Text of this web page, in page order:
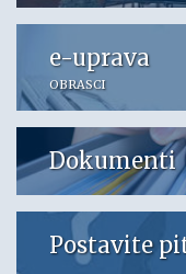
e-uprava
OBRASCI
Dokumenti
Postavite